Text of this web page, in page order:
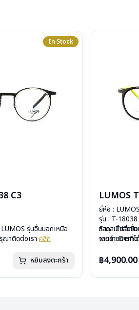
In Stock
C3
รุ่นอื่นนอกเหนือ
ณาติดต่อเรา คลิก
หยิบลงตะกร้า
LUMOS
ยี่ห้อ : LUMOS
รุ่น : T-18038
วัสดุ :
เลนส์ :
น้ำหนัก : 14 กรัม
การรับประกัน
หากสนใจสั่งชื้
จากรายการที่
฿4,900.00